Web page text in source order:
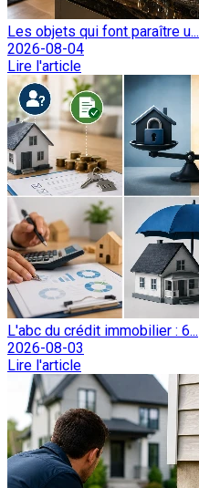
Les objets qui font paraître u...
2026-08-04
Lire l'article
L'abc du crédit immobilier : 6...
2026-08-03
Lire l'article